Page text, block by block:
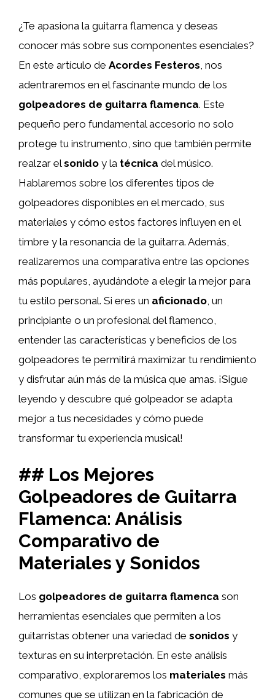
¿Te apasiona la guitarra flamenca y deseas
conocer más sobre sus componentes esenciales?
En este artículo de Acordes Festeros, nos
adentraremos en el fascinante mundo de los
golpeadores de guitarra flamenca. Este
pequeño pero fundamental accesorio no solo
protege tu instrumento, sino que también permite
realzar elsonido y la técnica del músico.
Hablaremos sobre los diferentes tipos de
golpeadores disponibles en el mercado, sus
materiales y cómo estos factores influyen en el
timbre y la resonancia de la guitarra. Además,
realizaremos una comparativa entre las opciones
más populares, ayudándote a elegir la mejor para
tu estilo personal. Si eres un aficionado, un
principiante o un profesional del flamenco,
entender las características y beneficios de los
golpeadores te permitirá maximizar tu rendimiento
y disfrutar aún más de la música que amas. ¡Sigue
leyendo y descubre qué golpeador se adapta
mejor a tus necesidades y cómo puede
transformar tu experiencia musical!
## Los Mejores
Golpeadores de Guitarra
Flamenca: Análisis
Comparativo de
Materiales y Sonidos
Los golpeadores de guitarra flamenca son
herramientas esenciales que permiten a los
guitarristas obtener una variedad de sonidos y
texturas en su interpretación. En este análisis
comparativo, exploraremos los materiales más
comunes que se utilizan en la fabricación de